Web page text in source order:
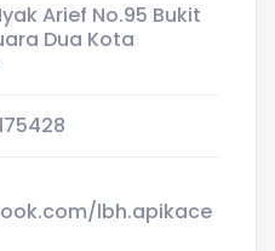
Arief No.95 Bukit
Dua Kota
lbh.apikace